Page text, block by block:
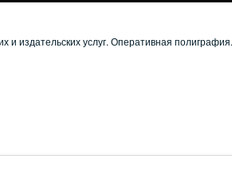
и издательских услуг. Оперативная